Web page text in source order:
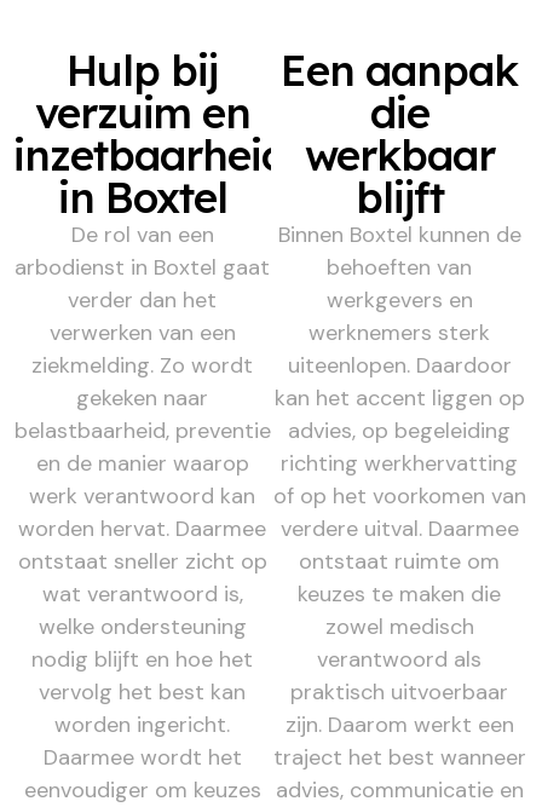
Hulp bij
verzuim en
inzetbaarheid
in Boxtel
De rol van een
arbodienst in Boxtel gaat
verder dan het
verwerken van een
ziekmelding. Zo wordt
gekeken naar
belastbaarheid, preventie
en de manier waarop
werk verantwoord kan
worden hervat. Daarmee
ontstaat sneller zicht op
wat verantwoord is,
welke ondersteuning
nodig blijft en hoe het
vervolg het best kan
worden ingericht.
Daarmee wordt het
eenvoudiger om keuzes
Een aanpak
die
werkbaar
blijft
Binnen Boxtel kunnen de
behoeften van
werkgevers en
werknemers sterk
uiteenlopen. Daardoor
kan het accent liggen op
advies, op begeleiding
richting werkhervatting
of op het voorkomen van
verdere uitval. Daarmee
ontstaat ruimte om
keuzes te maken die
zowel medisch
verantwoord als
praktisch uitvoerbaar
zijn. Daarom werkt een
traject het best wanneer
advies, communicatie en